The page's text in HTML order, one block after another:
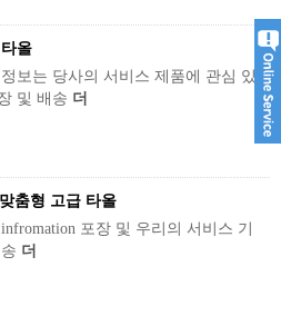
올
보는 당사의 서비스 제품에 관심 있
및 배송 더
춤형 고급 타올
포장 및 우리의 서비스 기
더